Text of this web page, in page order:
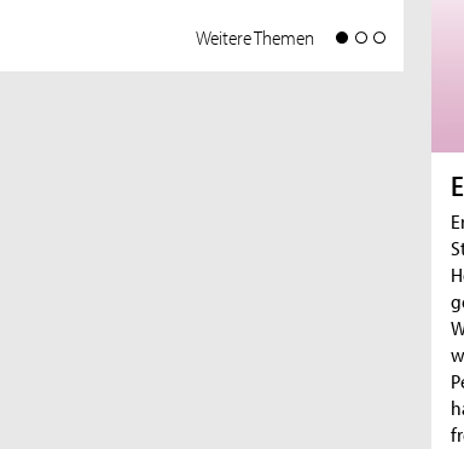
Weitere Themen